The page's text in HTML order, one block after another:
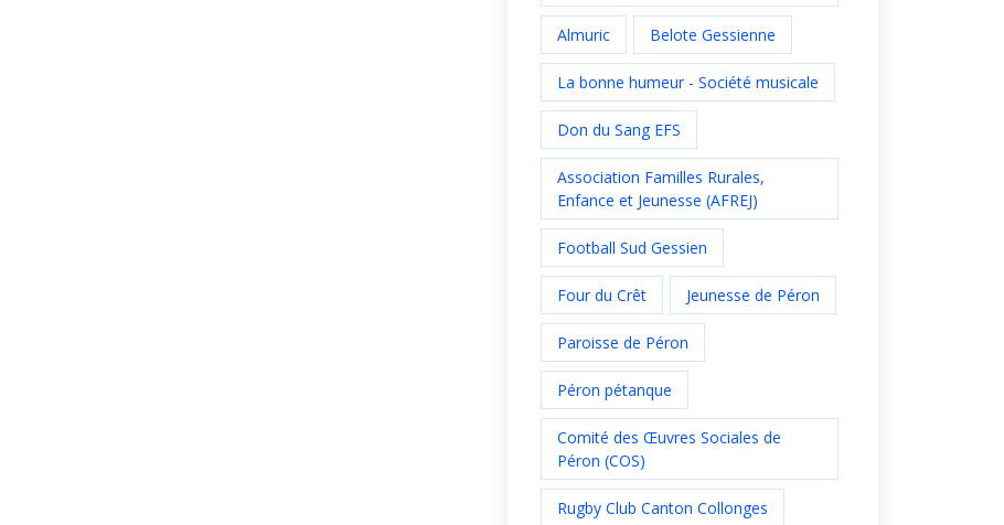
Almuric Belote Gessienne
La bonne humeur - Société musicale
Don du Sang EFS
Association Familles Rurales,
Enfance et Jeunesse (AFREJ)
Football Sud Gessien
Four du Crêt Jeunesse de Péron
Paroisse de Péron
Péron pétanque
Comité des Œuvres Sociales de
Péron (COS)
Rugby Club Canton Collonges